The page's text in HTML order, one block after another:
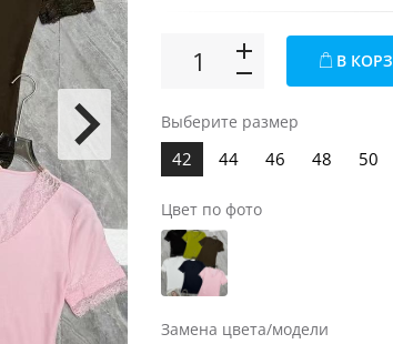
В
Выберите размер
42 44 46 48 50
Цвет по фото
Замена цвета/модели